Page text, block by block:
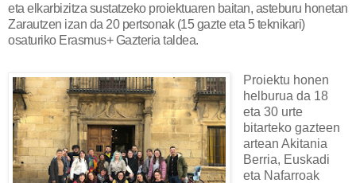
eta elkarbizitza sustatzeko proiektuaren baitan, asteburu honetan
Zarautzen izan da 20 pertsonak (15 gazte eta 5 teknikari)
osaturiko Erasmus+ Gazteria taldea.
Proiektu honen
helburua da 18
eta 30 urte
bitarteko gazteen
artean Akitania
Berria, Euskadi
eta Nafarroak